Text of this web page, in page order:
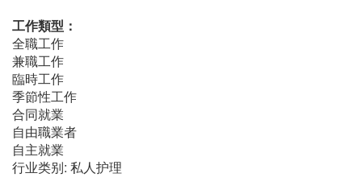
工作類型：
全職工作
兼職工作
臨時工作
季節性工作
合同就業
自由職業者
自主就業
行业类别: 私人护理